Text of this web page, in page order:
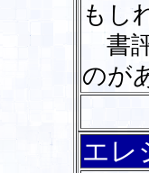
もし
書
のが
エレ